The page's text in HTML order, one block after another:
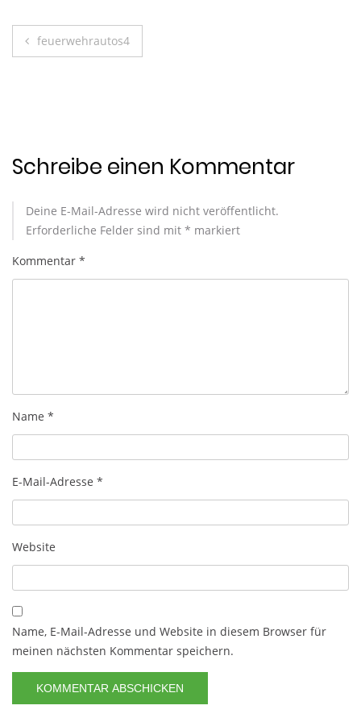
Beitragsnavigation
feuerwehrautos4
Schreibe einen Kommentar
Deine E-Mail-Adresse wird nicht veröffentlicht.
Erforderliche Felder sind mit * markiert
Kommentar *
Name *
E-Mail-Adresse *
Website
Name, E-Mail-Adresse und Website in diesem Browser für
meinen nächsten Kommentar speichern.